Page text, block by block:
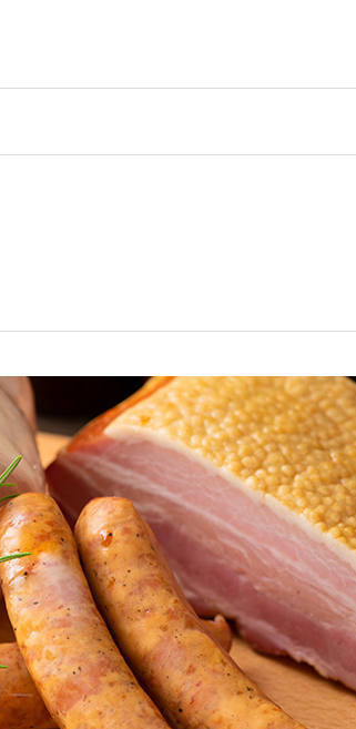
ギフト販売
GIFT SALE